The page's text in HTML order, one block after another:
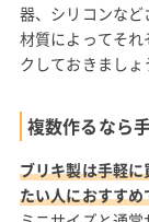
器、シリコンなど
材質によってそ
クしておきましょ
複数作るなら
ブリキ製は手軽
たい人におすすめ